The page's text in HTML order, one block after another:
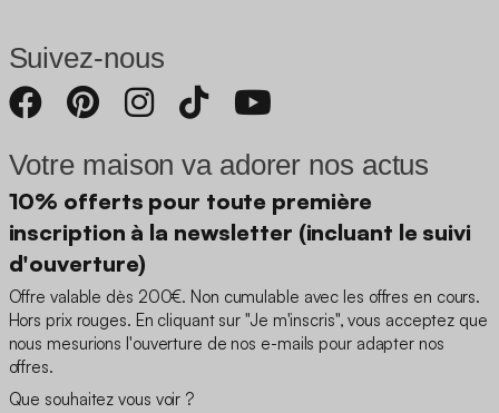
Suivez-nous
Votre maison va adorer nos actus
10% offerts pour toute première
inscription à la newsletter (incluant le suivi
d'ouverture)
Offre valable dès 200€. Non cumulable avec les offres en cours.
Hors prix rouges. En cliquant sur "Je m'inscris", vous acceptez que
nous mesurions l'ouverture de nos e-mails pour adapter nos
offres.
Que souhaitez vous voir ?